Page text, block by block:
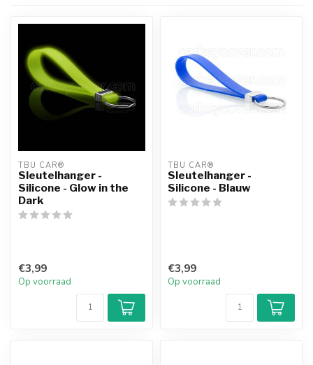
TBU CAR®
Sleutelhanger -
Silicone - Glow in the
Dark
€3,99
Op voorraad
TBU CAR®
Sleutelhanger -
Silicone - Blauw
€3,99
Op voorraad